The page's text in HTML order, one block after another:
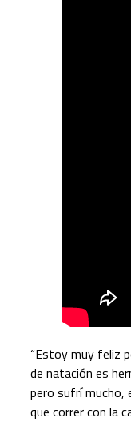
“Estoy muy feliz
de natación es
pero sufrí mucho,
que correr con la